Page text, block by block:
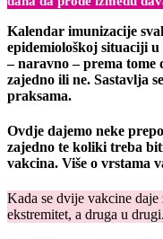
Kalendar imunizacije
epidemiološkoj situaciji
– naravno – prema tome
zajedno ili ne. Sastavlja
praksama.
Ovdje dajemo neke
zajedno te koliki treba
vakcina. Više o vrstama
Kada se dvije vakcine daje
ekstremitet, a druga u drugi.